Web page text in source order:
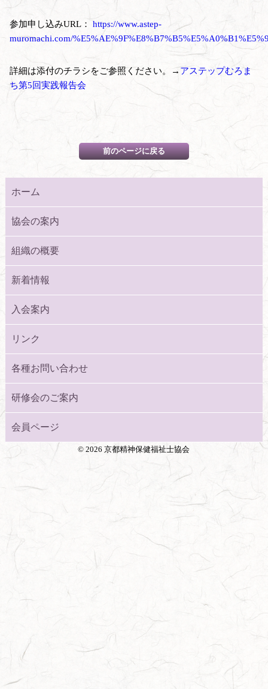
参加申し込みURL：
https://www.astep-
muromachi.com/
詳細は添付のチラシをご参照ください。→ アステップむろま
ち第5回実践報告会
ホーム
協会の案内
組織の概要
新着情報
入会案内
リンク
各種お問い合わせ
研修会のご案内
会員ページ
©2026 京都精神保健福祉士協会